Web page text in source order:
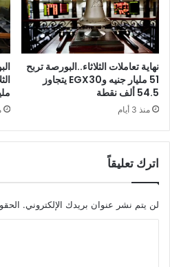
نهاية تعاملات الثلاثاء..البورصة تربح
51 مليار جنيه وEGX30 يتجاوز
54.5 ألف نقطة
منذ 3 أيام
اترك تعليقاً
لن يتم نشر عنوان بريدك الإلكتروني.